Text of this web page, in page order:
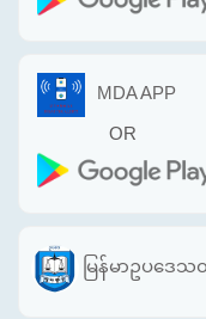
MDA APP
OR
မြန်မာဥပဒ